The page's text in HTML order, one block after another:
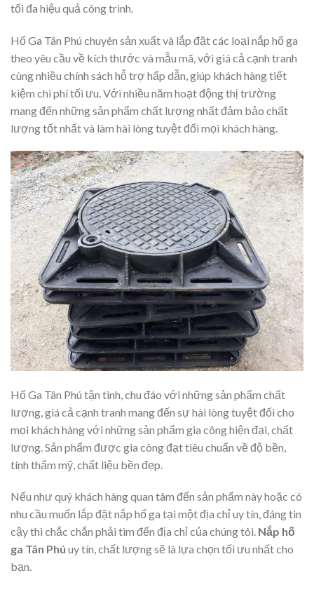
tối đa hiệu quả công trình.
Hố Ga Tân Phú chuyên sản xuất và lắp đặt các loại nắp hố ga
theo yêu cầu về kích thước và mẫu mã, với giá cả cạnh tranh
cùng nhiều chính sách hỗ trợ hấp dẫn, giúp khách hàng tiết
kiệm chi phí tối ưu. Với nhiều năm hoạt động thị trường
mang đến những sản phẩm chất lượng nhất đảm bảo chất
lượng tốt nhất và làm hài lòng tuyệt đối mọi khách hàng.
Hố Ga Tân Phú tận tình, chu đáo với những sản phẩm chất
lượng, giá cả cạnh tranh mang đến sự hài lòng tuyệt đối cho
mọi khách hàng với những sản phẩm gia công hiện đại, chất
lượng. Sản phẩm được gia công đạt tiêu chuẩn về độ bền,
tính thẩm mỹ, chất liệu bền đẹp.
Nếu như quý khách hàng quan tâm đến sản phẩm này hoặc có
nhu cầu muốn lắp đặt nắp hố ga tại một địa chỉ uy tín, đáng tin
cậy thì chắc chắn phải tìm đến địa chỉ của chúng tôi. Nắp hố
ga Tân Phú uy tín, chất lượng sẽ là lựa chọn tối ưu nhất cho
bạn.